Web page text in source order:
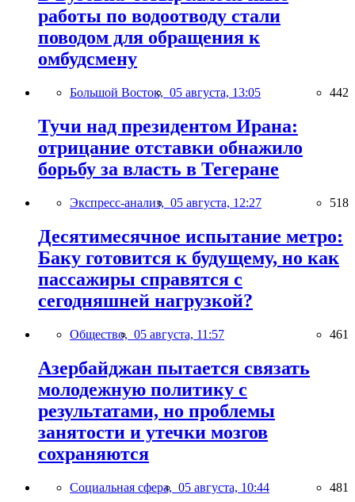
работы по водоотводу стали
поводом для обращения к
омбудсмену
Большой Восток, 05 августа, 13:05 442
Тучи над президентом Ирана:
отрицание отставки обнажило
борьбу за власть в Тегеране
Экспресс-анализ, 05 августа, 12:27 518
Десятимесячное испытание метро:
Баку готовится к будущему, но как
пассажиры справятся с
сегодняшней нагрузкой?
Общество, 05 августа, 11:57 461
Азербайджан пытается связать
молодежную политику с
результатами, но проблемы
занятости и утечки мозгов
сохраняются
Социальная сфера, 05 августа, 10:44 481